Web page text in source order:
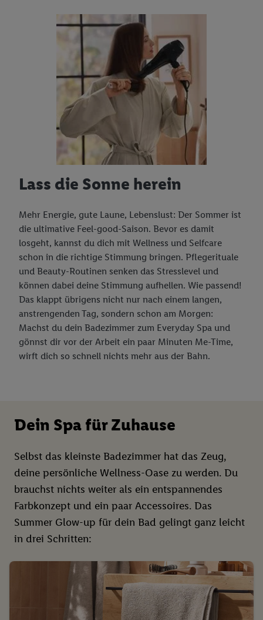
Lass die Sonne herein
Mehr Energie, gute Laune, Lebenslust: Der Sommer ist
die ultimative Feel-good-Saison. Bevor es damit
losgeht, kannst du dich mit Wellness und Selfcare
schon in die richtige Stimmung bringen. Pflegerituale
und Beauty-Routinen senken das Stresslevel und
können dabei deine Stimmung aufhellen. Wie passend!
Das klappt übrigens nicht nur nach einem langen,
anstrengenden Tag, sondern schon am Morgen:
Machst du dein Badezimmer zum Everyday Spa und
gönnst dir vor der Arbeit ein paar Minuten Me-Time,
wirft dich so schnell nichts mehr aus der Bahn.
Dein Spa für Zuhause
Selbst das kleinste Badezimmer hat das Zeug,
deine persönliche Wellness-Oase zu werden. Du
brauchst nichts weiter als ein entspannendes
Farbkonzept und ein paar Accessoires. Das
Summer Glow-up für dein Bad gelingt ganz leicht
in drei Schritten: